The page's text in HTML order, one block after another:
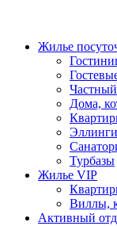
Жилье
Дома,
Турбазы
Жилье VIP
Виллы,
Активный